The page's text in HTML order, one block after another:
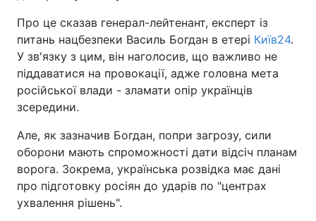
Про це сказав генерал-лейтенант, експерт із
питань нацбезпеки Василь Богдан в етері Київ24.
У зв'язку з цим, він наголосив, що важливо не
піддаватися на провокації, адже головна мета
російської влади - зламати опір українців
зсередини.
Але, як зазначив Богдан, попри загрозу, сили
оборони мають спроможності дати відсіч планам
ворога. Зокрема, українська розвідка має дані
про підготовку росіян до ударів по "центрах
ухвалення рішень".